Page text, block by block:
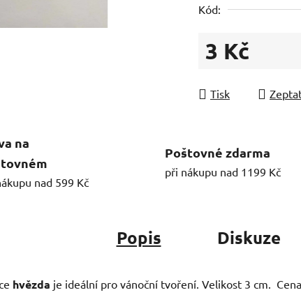
Kód:
3 Kč
Tisk
na
nad 599 Kč
Poštovné zdarma
při nákupu nad 1199 Kč
Popis Diskuze
hvězda je ideální pro vánoční tvoření. Velikost 3 cm.